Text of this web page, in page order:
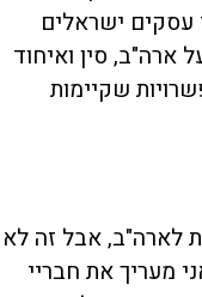
ישראלים
ארה"ב, סין ואיחוד
שקיימות
לארה"ב, אבל זה לא
מעריך את חבריי